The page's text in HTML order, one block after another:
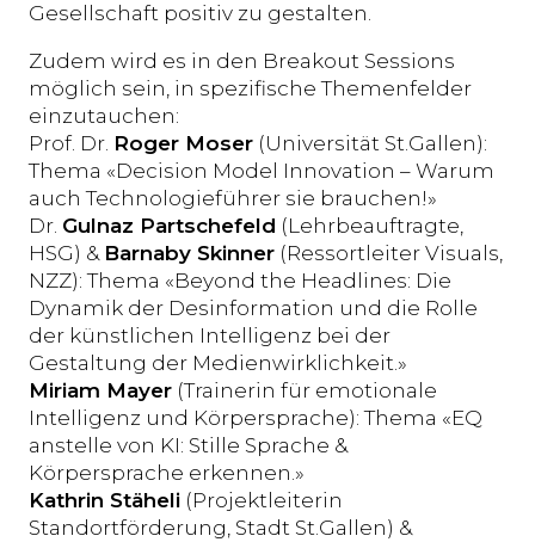
Gesellschaft positiv zu gestalten.
Zudem wird es in den Breakout Sessions
möglich sein, in spezifische Themenfelder
einzutauchen:
Prof. Dr. Roger Moser (Universität St.Gallen):
Thema «Decision Model Innovation – Warum
auch Technologieführer sie brauchen!»
Dr. Gulnaz Partschefeld (Lehrbeauftragte,
HSG) & Barnaby Skinner (Ressortleiter Visuals,
NZZ): Thema «Beyond the Headlines: Die
Dynamik der Desinformation und die Rolle
der künstlichen Intelligenz bei der
Gestaltung der Medienwirklichkeit.»
Miriam Mayer (Trainerin für emotionale
Intelligenz und Körpersprache): Thema «EQ
anstelle von KI: Stille Sprache &
Körpersprache erkennen.»
Kathrin Stäheli (Projektleiterin
Standortförderung, Stadt St.Gallen) &